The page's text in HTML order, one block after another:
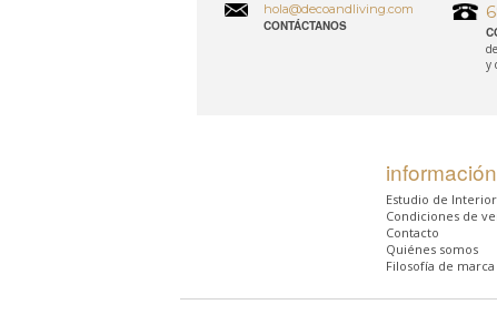
hola@decoandliving.com
CONTÁCTANOS
y
información
Estudio de
Condiciones de
Contacto
Quiénes somos
Filosofía de marca